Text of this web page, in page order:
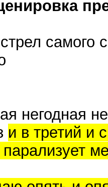
самого
негодная
и в третий и
парализует